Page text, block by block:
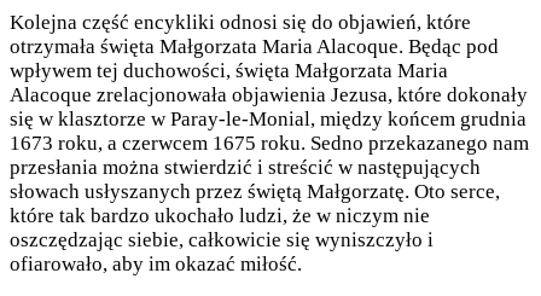
Kolejna część encykliki odnosi się do objawień, które
otrzymała święta Małgorzata Maria Alacoque. Będąc pod
wpływem tej duchowości, święta Małgorzata Maria
Alacoque zrelacjonowała objawienia Jezusa, które dokonały
się w klasztorze w Paray-le-Monial, między końcem grudnia
1673 roku, a czerwcem 1675 roku. Sedno przekazanego nam
przesłania można stwierdzić i streścić w następujących
słowach usłyszanych przez świętą Małgorzatę. Oto serce,
które tak bardzo ukochało ludzi, że w niczym nie
oszczędzając siebie, całkowicie się wyniszczyło i
ofiarowało, aby im okazać miłość.